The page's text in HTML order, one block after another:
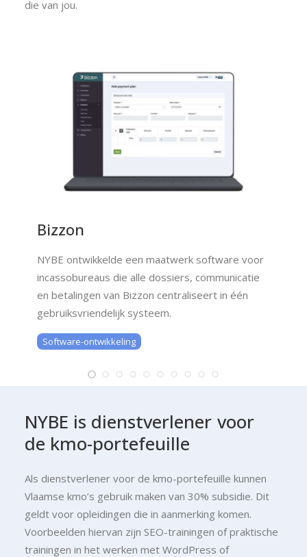
die van jou.
Bizzon
NYBE ontwikkelde een maatwerk software voor
incassobureaus die alle dossiers, communicatie
en betalingen van Bizzon centraliseert in één
gebruiksvriendelijk systeem.
Software-ontwikkeling
NYBE is dienstverlener voor
de kmo-portefeuille
Als dienstverlener voor de kmo-portefeuille kunnen
Vlaamse kmo’s gebruik maken van 30% subsidie. Dit
geldt voor opleidingen die in aanmerking komen.
Voorbeelden hiervan zijn SEO-trainingen of praktische
trainingen in het werken met WordPress of